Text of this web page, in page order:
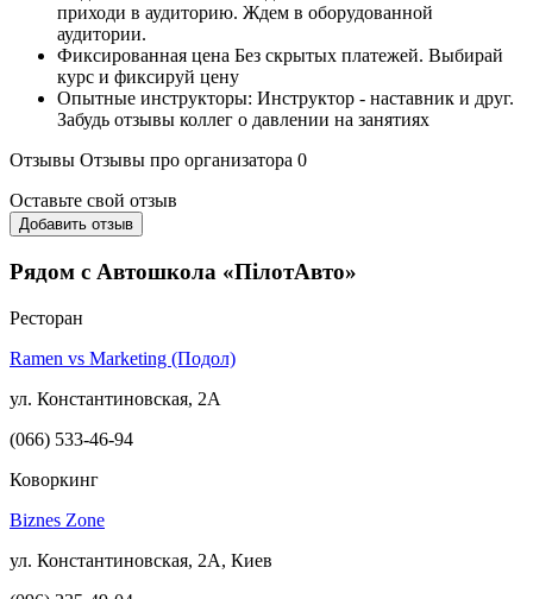
приходи в аудиторию. Ждем в оборудованной
аудитории.
Фиксированная цена Без скрытых платежей. Выбирай
курс и фиксируй цену
Опытные инструкторы: Инструктор - наставник и друг.
Забудь отзывы коллег о давлении на занятиях
Отзывы Отзывы про организатора 0
Оставьте свой отзыв
Добавить отзыв
Рядом с Автошкола «ПілотАвто»
Ресторан
Ramen vs Marketing (Подол)
ул. Константиновская, 2А
(066) 533-46-94
Коворкинг
Biznes Zone
ул. Константиновская, 2А, Киев